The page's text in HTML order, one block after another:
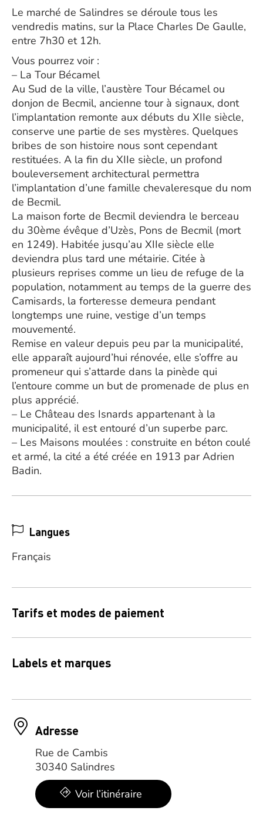
Le marché de Salindres se déroule tous les
vendredis matins, sur la Place Charles De Gaulle,
entre 7h30 et 12h.
Vous pourrez voir :
– La Tour Bécamel
Au Sud de la ville, l’austère Tour Bécamel ou
donjon de Becmil, ancienne tour à signaux, dont
l’implantation remonte aux débuts du XIIe siècle,
conserve une partie de ses mystères. Quelques
bribes de son histoire nous sont cependant
restituées. A la fin du XIIe siècle, un profond
bouleversement architectural permettra
l’implantation d’une famille chevaleresque du nom
de Becmil.
La maison forte de Becmil deviendra le berceau
du 30ème évêque d’Uzès, Pons de Becmil (mort
en 1249). Habitée jusqu’au XIIe siècle elle
deviendra plus tard une métairie. Citée à
plusieurs reprises comme un lieu de refuge de la
population, notamment au temps de la guerre des
Camisards, la forteresse demeura pendant
longtemps une ruine, vestige d’un temps
mouvementé.
Remise en valeur depuis peu par la municipalité,
elle apparaît aujourd’hui rénovée, elle s’offre au
promeneur qui s’attarde dans la pinède qui
l’entoure comme un but de promenade de plus en
plus apprécié.
– Le Château des Isnards appartenant à la
municipalité, il est entouré d’un superbe parc.
– Les Maisons moulées : construite en béton coulé
et armé, la cité a été créée en 1913 par Adrien
Badin.
Langues
Français
Tarifs et modes de paiement
Labels et marques
Adresse
Rue de Cambis
30340 Salindres
Voir l’itinéraire